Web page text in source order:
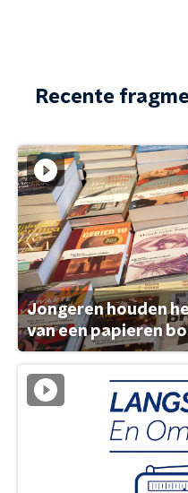
Recente
Jongeren houden
van een papieren